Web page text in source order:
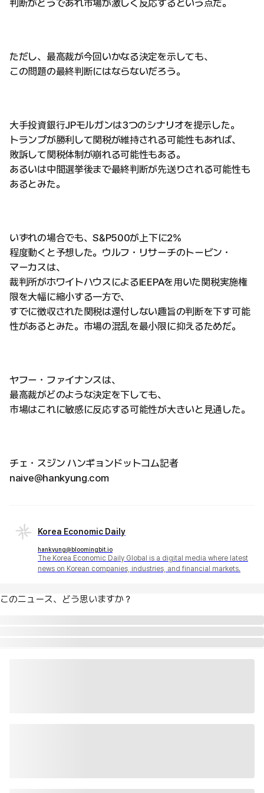
判断がどうであれ市場が激しく反応するという点だ。
ただし、最高裁が今回いかなる決定を示しても、
この問題の最終判断にはならないだろう。
大手投資銀行JPモルガンは3つのシナリオを提示した。
トランプが勝利して関税が維持される可能性もあれば、
敗訴して関税体制が崩れる可能性もある。
あるいは中間選挙後まで最終判断が先送りされる可能性も
あるとみた。
いずれの場合でも、S&P500が上下に2%
程度動くと予想した。ウルフ・リサーチのトービン・
マーカスは、
裁判所がホワイトハウスによるIEEPAを用いた関税実施権
限を大幅に縮小する一方で、
すでに徴収された関税は還付しない趣旨の判断を下す可能
性があるとみた。市場の混乱を最小限に抑えるためだ。
ヤフー・ファイナンスは、
最高裁がどのような決定を下しても、
市場はこれに敏感に反応する可能性が大きいと見通した。
チェ・スジン ハンギョンドットコム記者
naive@hankyung.com
Korea Economic Daily
hankyung@bloomingbit.io
The Korea Economic Daily Global is a digital media where latest
news on Korean companies, industries, and financial markets.
このニュース、どう思いますか？